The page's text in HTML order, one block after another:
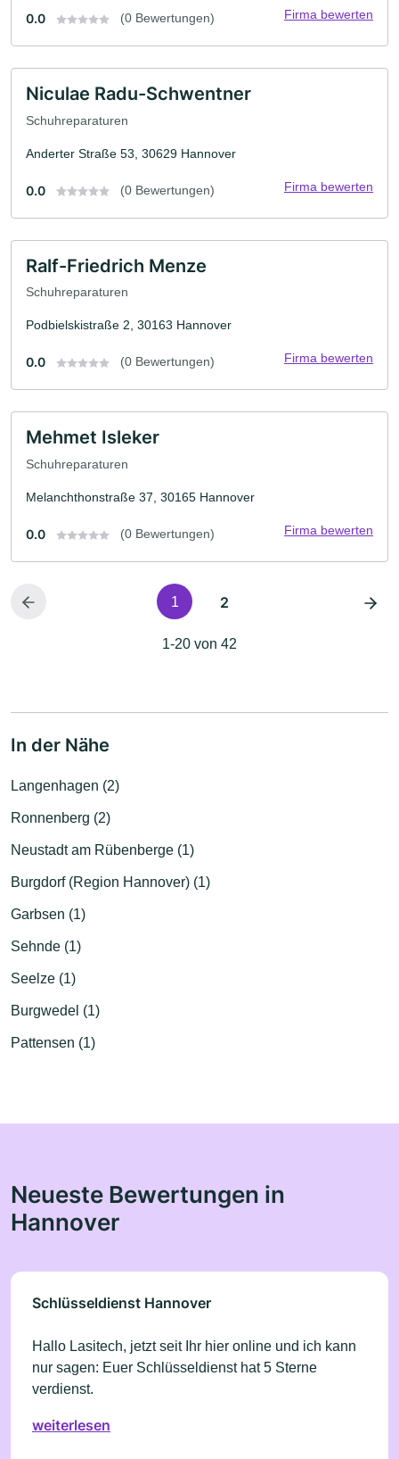
0.0 (0 Bewertungen) Firma bewerten
Niculae Radu-Schwentner
Schuhreparaturen
Anderter Straße 53, 30629 Hannover
0.0 (0 Bewertungen) Firma bewerten
Ralf-Friedrich Menze
Schuhreparaturen
Podbielskistraße 2, 30163 Hannover
0.0 (0 Bewertungen) Firma bewerten
Mehmet Isleker
Schuhreparaturen
Melanchthonstraße 37, 30165 Hannover
0.0 (0 Bewertungen) Firma bewerten
1 2
1-20 von 42
In der Nähe
Langenhagen (2)
Ronnenberg (2)
Neustadt am Rübenberge (1)
Burgdorf (Region Hannover) (1)
Garbsen (1)
Sehnde (1)
Seelze (1)
Burgwedel (1)
Pattensen (1)
Neueste Bewertungen in
Hannover
Schlüsseldienst Hannover
Hallo Lasitech, jetzt seit Ihr hier online und ich kann
nur sagen: Euer Schlüsseldienst hat 5 Sterne
verdienst.
weiterlesen